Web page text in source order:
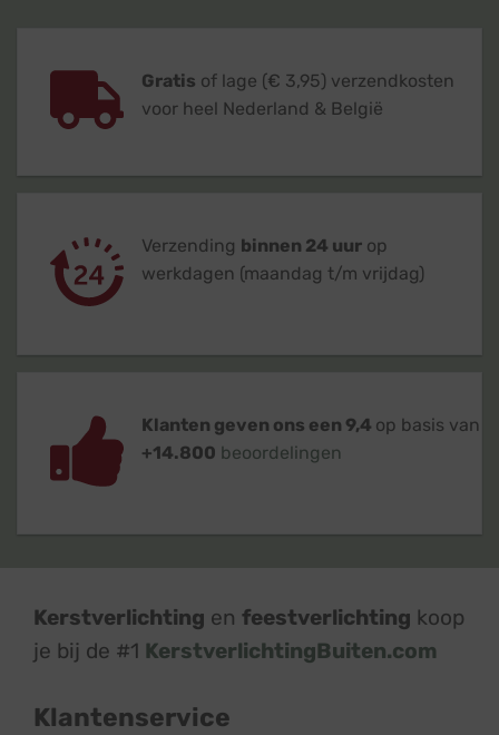
Gratis of lage (€ 3,95) verzendkosten
voor heel Nederland & België
Verzending binnen 24 uur op
werkdagen (maandag t/m vrijdag)
Klanten geven ons een 9,4 op basis van
+14.800 beoordelingen
Kerstverlichting en feestverlichting koop
je bij de #1 KerstverlichtingBuiten.com
Klantenservice